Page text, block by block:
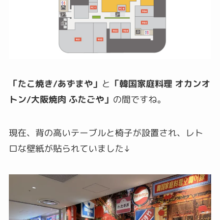
「たこ焼き/あずまや」 と 「韓国家庭料理 オカンオ
トン/大阪焼肉 ふたごや」 の間ですね。
現在、背の高いテーブルと椅子が設置され、レト
ロな壁紙が貼られていました↓